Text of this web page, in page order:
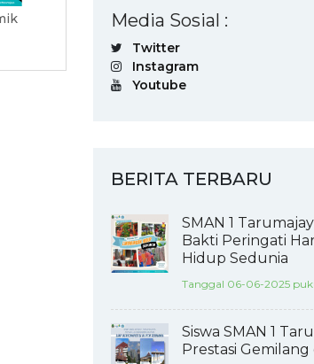
Media Sosial :
Twitter
Instagram
Youtube
BERITA TERBARU
SMAN 1
Bakti Peringati
Hidup Sedunia
Tanggal 06-06-2025
Siswa SMAN 1
Prestasi Gemilang